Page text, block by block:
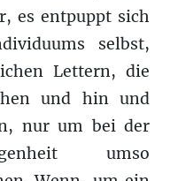
es entpuppt sich
selbst,
Lettern, die
und hin und
nur um bei der
umso